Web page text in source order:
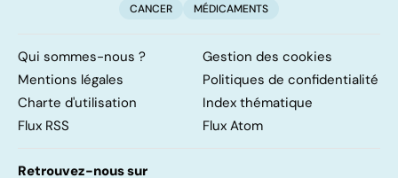
CANCER
MÉDICAMENTS
Qui sommes-nous ?
Gestion des cookies
Mentions légales
Politiques de confidentialité
Charte d'utilisation
Index thématique
Flux RSS
Flux Atom
Retrouvez-nous sur